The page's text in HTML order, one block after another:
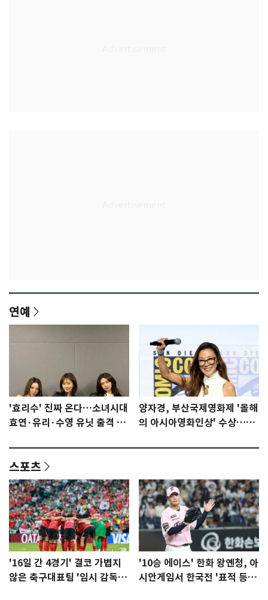
연예
'효리수' 진짜 온다…소녀시대
효연·유리·수영 유닛 출격 [N
양자경, 부산국제영화제 '올해
의 아시아영화인상' 수상…15
스포츠
'16일 간 4경기' 결코 가볍지
않은 축구대표팀 '임시 감독'
'10승 에이스' 한화 왕옌청, 아
시안게임서 한국전 '표적 등